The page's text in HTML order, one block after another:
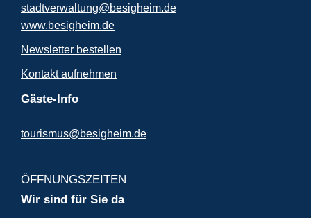
stadtverwaltung@besigheim.de
www.besigheim.de
Newsletter bestellen
Kontakt aufnehmen
Gäste-Info
tourismus@besigheim.de
ÖFFNUNGSZEITEN
Wir sind für Sie da